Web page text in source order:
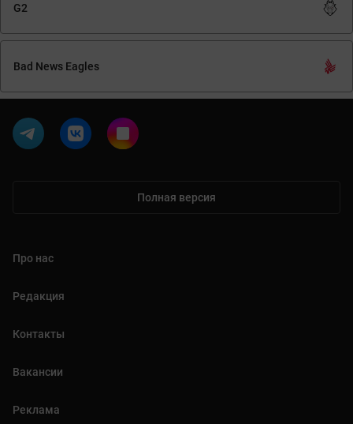
G2
Bad News Eagles
Полная версия
Про нас
Редакция
Контакты
Вакансии
Реклама